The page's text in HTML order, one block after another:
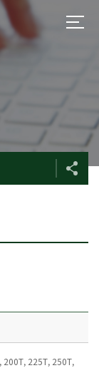
200T, 225T, 250T,